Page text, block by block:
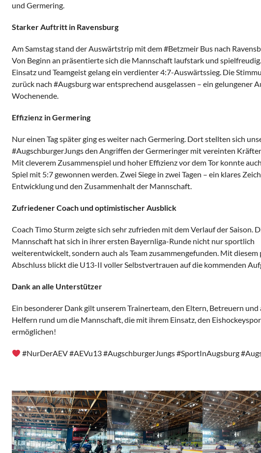
und Germering.
Starker Auftritt in Ravensburg
Am Samstag stand der Auswärtstrip mit dem #Betzmeir Bus nach
Von Beginn an präsentierte sich die Mannschaft laufstark und
Einsatz und Teamgeist gelang ein verdienter 4:7-Auswärtssieg. Die
zurück nach #Augsburg war entsprechend ausgelassen – ein gelungener
Wochenende.
Effizienz in Germering
Nur einen Tag später ging es weiter nach Germering. Dort stellten sich
#AugschburgerJungs den Angriffen der Germeringer mit vereinten
Mit cleverem Zusammenspiel und hoher Effizienz vor dem Tor konnte
Spiel mit 5:7 gewonnen werden. Zwei Siege in zwei Tagen – ein klares
Entwicklung und den Zusammenhalt der Mannschaft.
Zufriedener Coach und optimistischer Ausblick
Coach Timo Sturm zeigte sich sehr zufrieden mit dem Verlauf der Saison.
Mannschaft hat sich in ihrer ersten Bayernliga-Runde nicht nur sportlich
weiterentwickelt, sondern auch als Team zusammengefunden. Mit diesem
Abschluss blickt die U13-II voller Selbstvertrauen auf die kommenden
Dank an alle Unterstützer
Ein besonderer Dank gilt unserem Trainerteam, den Eltern, Betreuern und
Helfern rund um die Mannschaft, die mit ihrem Einsatz, den
ermöglichen!
#NurDerAEV #AEVu13 #AugschburgerJungs #SportInAugsburg